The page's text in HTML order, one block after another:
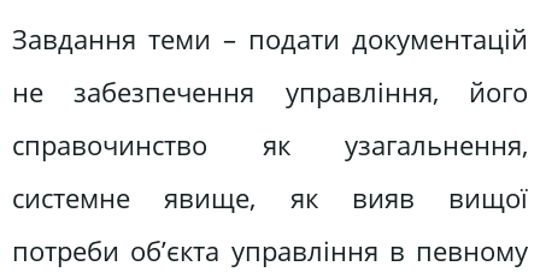
Завдання теми – подати документацій
не забезпечення управління, його
справочинство як узагальнення,
системне явище, як вияв вищої
потреби об’єкта управління в певному